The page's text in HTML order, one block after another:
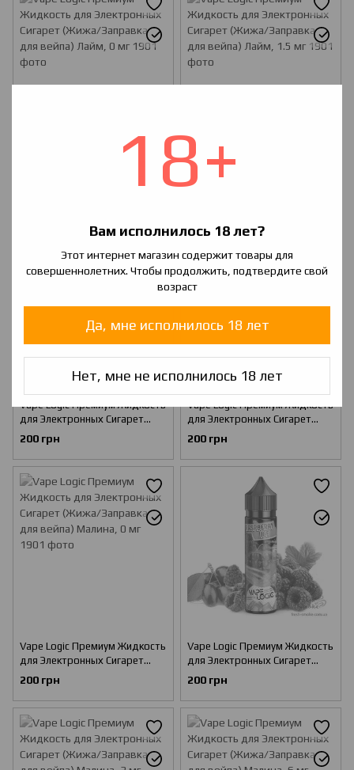
18+
Вам исполнилось 18 лет?
Этот интернет магазин содержит товары для
совершеннолетних. Чтобы продолжить, подтвердите свой
возраст
Да, мне исполнилось 18 лет
Нет, мне не исполнилось 18 лет
Vape Logic Премиум Жидкость
Vape Logic Премиум Жидкость
для Электронных Сигарет
Vape Logic Премиум Жидкость
для Электронных Сигарет
(Жижа/Заправка для вейпа)
Лайм, 3 мг
200 грн
Vape Logic Премиум Жидкость
для Электронных Сигарет
(Жижа/Заправка для вейпа)
Лайм, 6 мг
200 грн
Vape Logic Премиум Жидкость
для Электронных Сигарет
(Жижа/Заправка для вейпа)
Малина, 0 мг
200 грн
Vape Logic Премиум Жидкость
для Электронных Сигарет
(Жижа/Заправка для вейпа)
Малина, 1.5 мг
200 грн